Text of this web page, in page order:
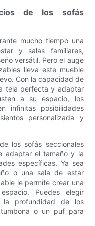
de los sofás
mucho tiempo una
y salas familiares,
versátil. Pero el auge
lleva este mueble
Con la capacidad de
tela perfecta y adaptar
a su espacio, los
infinitas posibilidades
personalizada y
los sofás seccionales
adaptar el tamaño y la
específicas. Ya sea
o una sala de estar
le permite crear una
Puedes elegir
profundidad de los
o un puf para